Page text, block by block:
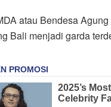
atau Bendesa
Bali menjadi garda